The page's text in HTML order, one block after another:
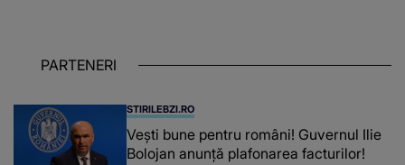
chiar și după trecerea anilor: "De
PARTENERI
STIRILEBZI.RO
Vești bune pentru români! Guvernul Ilie
Bolojan anunță plafonarea facturilor!